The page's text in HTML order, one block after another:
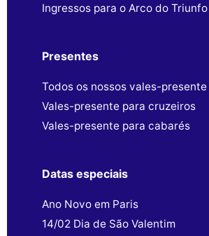
Ingressos para o Arco do Triunfo
Presentes
Todos os nossos vales-presente
Vales-presente para cruzeiros
Vales-presente para cabarés
Datas especiais
Ano Novo em Paris
14/02 Dia de São Valentim